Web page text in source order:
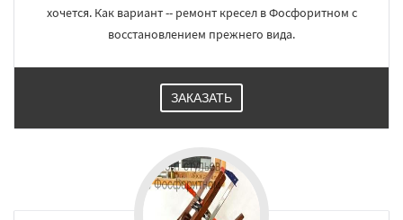
хочется. Как вариант -- ремонт кресел в Фосфоритном с
восстановлением прежнего вида.
ЗАКАЗАТЬ